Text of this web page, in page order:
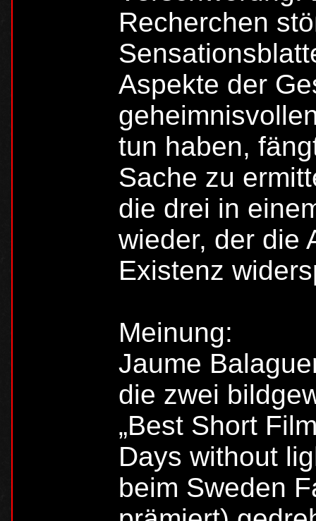
Recherchen
Aspekte der
tun haben,
Sache zu
die drei in
wieder, der die
Existenz
Meinung:
Jaume
die zwei
„Best Short
Days without
beim Sweden